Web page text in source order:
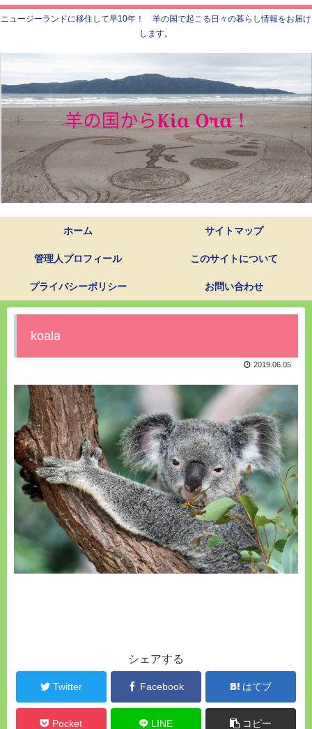
ニュージーランドに移住して早10年！ 羊の国で起こる日々の暮らし情報をお届け
します。
ホーム サイトマップ
管理人プロフィール このサイトについて
プライバシーポリシー お問い合わせ
koala
2019.06.05
シェアする
Twitter Facebook はてブ
Pocket LINE コピー